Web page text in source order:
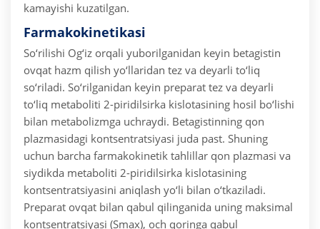
kamayishi kuzatilgan.
Farmakokinetikasi
So‘rilishi Og‘iz orqali yuborilganidan keyin betagistin
ovqat hazm qilish yo‘llaridan tez va deyarli to‘liq
so‘riladi. So‘rilganidan keyin preparat tez va deyarli
to‘liq metaboliti 2-piridilsirka kislotasining hosil bo‘lishi
bilan metabolizmga uchraydi. Betagistinning qon
plazmasidagi kontsentratsiyasi juda past. Shuning
uchun barcha farmakokinetik tahlillar qon plazmasi va
siydikda metaboliti 2-piridilsirka kislotasining
kontsentratsiyasini aniqlash yo‘li bilan o‘tkaziladi.
Preparat ovqat bilan qabul qilinganida uning maksimal
kontsentratsiyasi (Smax), och qoringa qabul